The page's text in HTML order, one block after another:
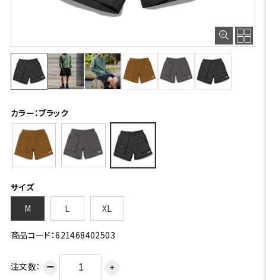
カラー：ブラック
サイズ
M
L XL
商品コード：621468402503
注文数： ー ＋